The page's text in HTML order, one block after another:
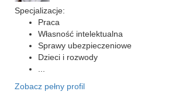
Specjalizacje:
Praca
Własność intelektualna
Sprawy ubezpieczeniowe
Dzieci i rozwody
Zobacz pełny profil